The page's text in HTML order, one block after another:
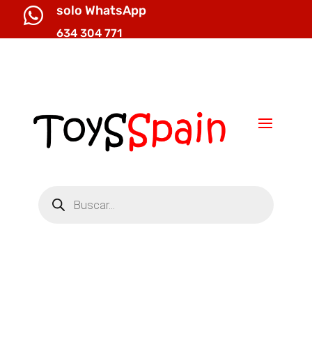
 solo WhatsApp
634 304 771
productos